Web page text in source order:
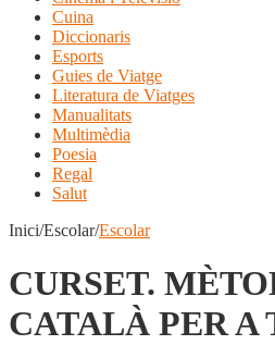
Cuina
Diccionaris
Esports
Guies de Viatge
Literatura de Viatges
Manualitats
Multimèdia
Poesia
Regal
Salut
Inici/Escolar/Escolar
CURSET.
CATALÀ PER A